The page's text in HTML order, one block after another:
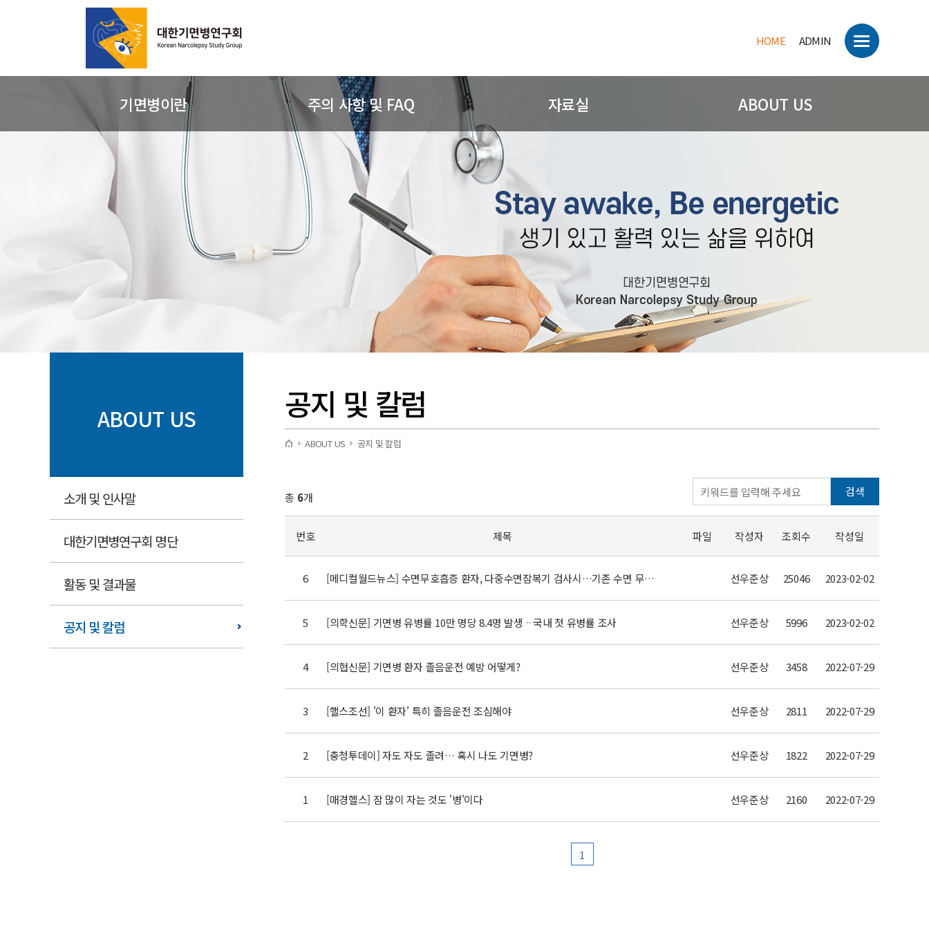
HOME ADMIN
기면병이란 주의 사항 및 FAQ 자료실 ABOUT US
ABOUT US
소개 및 인사말
대한기면병연구회 명단
활동 및 결과물
공지 및 칼럼
공지 및 칼럼
ABOUT US 공지 및 칼럼
검색
총 6개
번호 제목 파일 작성자 조회수 작성일
6 [메디컬월드뉴스] 수면무호흡증 환자, 다중수면잠복기 검사시…기존 수면 무호흡 치료 확인 필요 선우준상 25046 2023-02-02
5 [의학신문] 기면병 유병률 10만 명당 8.4명 발생ᆢ국내 첫 유병률 조사 선우준상 5996 2023-02-02
4 [의협신문] 기면병 환자 졸음운전 예방 어떻게? 선우준상 3458 2022-07-29
3 [핼스조선] '이 환자' 특히 졸음운전 조심해야 선우준상 2811 2022-07-29
2 [충청투데이] 자도 자도 졸려… 혹시 나도 기면병? 선우준상 1822 2022-07-29
1 [매경헬스] 잠 많이 자는 것도 '병'이다 선우준상 2160 2022-07-29
1